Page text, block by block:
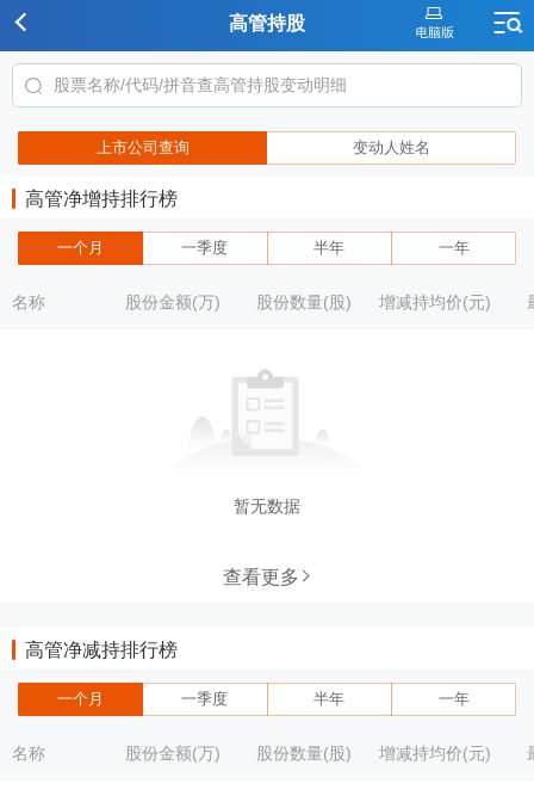
高管持股
上市公司查询 变动人姓名
高管净增持排行榜
一个月 一季度 半年 一年
名称 股份金额(万) 股份数量(股) 增减持均价(元)
暂无数据
查看更多
高管净减持排行榜
一个月 一季度 半年 一年
名称 股份金额(万) 股份数量(股) 增减持均价(元)